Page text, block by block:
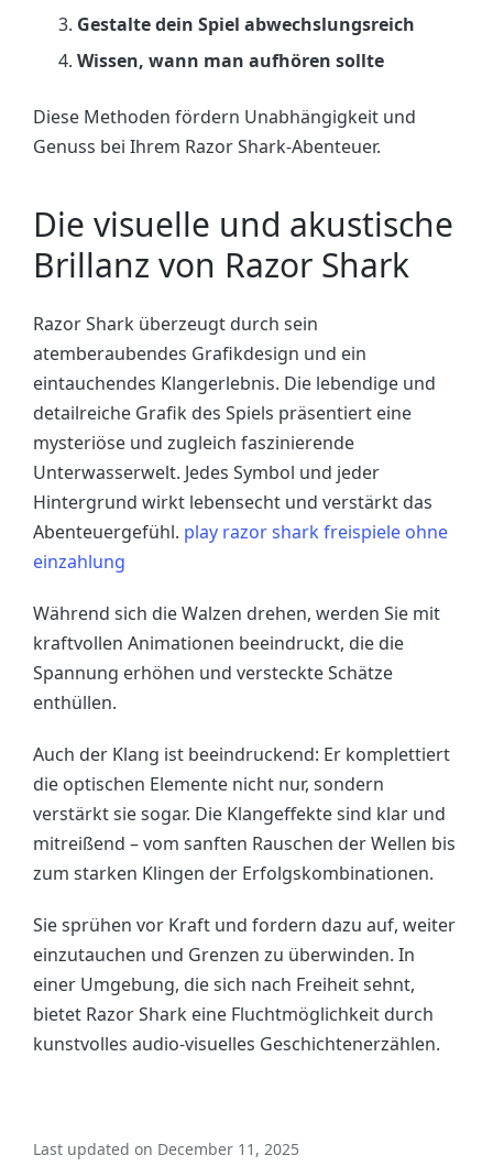
Gestalte dein Spiel abwechslungsreich
Wissen, wann man aufhören sollte
Diese Methoden fördern Unabhängigkeit und
Genuss bei Ihrem Razor Shark-Abenteuer.
Die visuelle und akustische
Brillanz von Razor Shark
Razor Shark überzeugt durch sein
atemberaubendes Grafikdesign und ein
eintauchendes Klangerlebnis. Die lebendige und
detailreiche Grafik des Spiels präsentiert eine
mysteriöse und zugleich faszinierende
Unterwasserwelt. Jedes Symbol und jeder
Hintergrund wirkt lebensecht und verstärkt das
Abenteuergefühl. play razor shark freispiele ohne
einzahlung
Während sich die Walzen drehen, werden Sie mit
kraftvollen Animationen beeindruckt, die die
Spannung erhöhen und versteckte Schätze
enthüllen.
Auch der Klang ist beeindruckend: Er komplettiert
die optischen Elemente nicht nur, sondern
verstärkt sie sogar. Die Klangeffekte sind klar und
mitreißend – vom sanften Rauschen der Wellen bis
zum starken Klingen der Erfolgskombinationen.
Sie sprühen vor Kraft und fordern dazu auf, weiter
einzutauchen und Grenzen zu überwinden. In
einer Umgebung, die sich nach Freiheit sehnt,
bietet Razor Shark eine Fluchtmöglichkeit durch
kunstvolles audio-visuelles Geschichtenerzählen.
Last updated on December 11, 2025